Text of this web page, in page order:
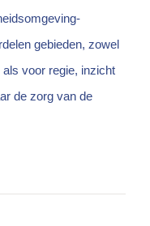
gebieden, zowel
voor regie, inzicht
de zorg van de